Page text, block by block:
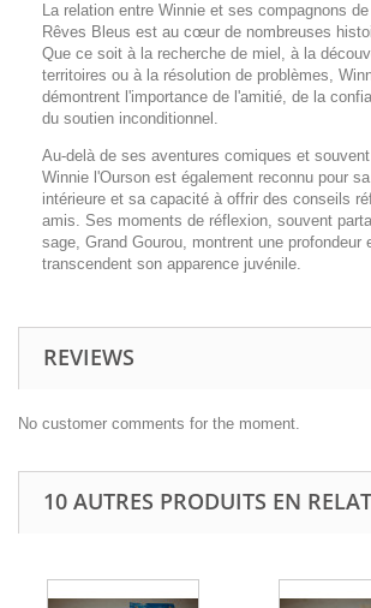
La relation entre Winnie et ses compagnons
Rêves Bleus est au cœur de nombreuses
Que ce soit à la recherche de miel, à la
territoires ou à la résolution de problèmes,
démontrent l'importance de l'amitié, de la
du soutien inconditionnel.
Au-delà de ses aventures comiques et
Winnie l'Ourson est également reconnu pour
intérieure et sa capacité à offrir des conseils
amis. Ses moments de réflexion, souvent
sage, Grand Gourou, montrent une profondeur
transcendent son apparence juvénile.
REVIEWS
No customer comments for the moment.
10 AUTRES PRODUITS EN